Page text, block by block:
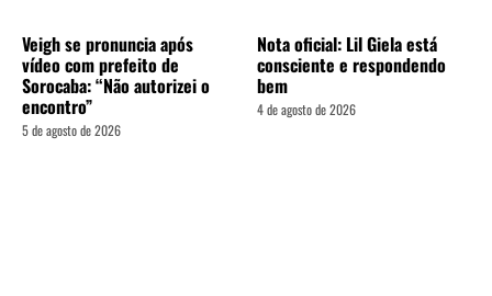
Veigh se pronuncia após
vídeo com prefeito de
Sorocaba: “Não autorizei o
encontro”
5 de agosto de 2026
Nota oficial: Lil Giela está
consciente e respondendo
bem
4 de agosto de 2026